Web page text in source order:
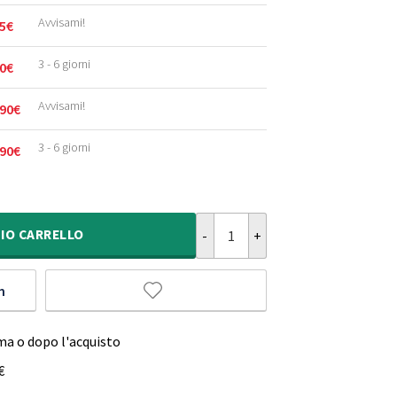
€ Avvisami!
€ 3 - 6 giorni
€ Avvisami!
€ 3 - 6 giorni
CARRELLO
o dopo l'acquisto